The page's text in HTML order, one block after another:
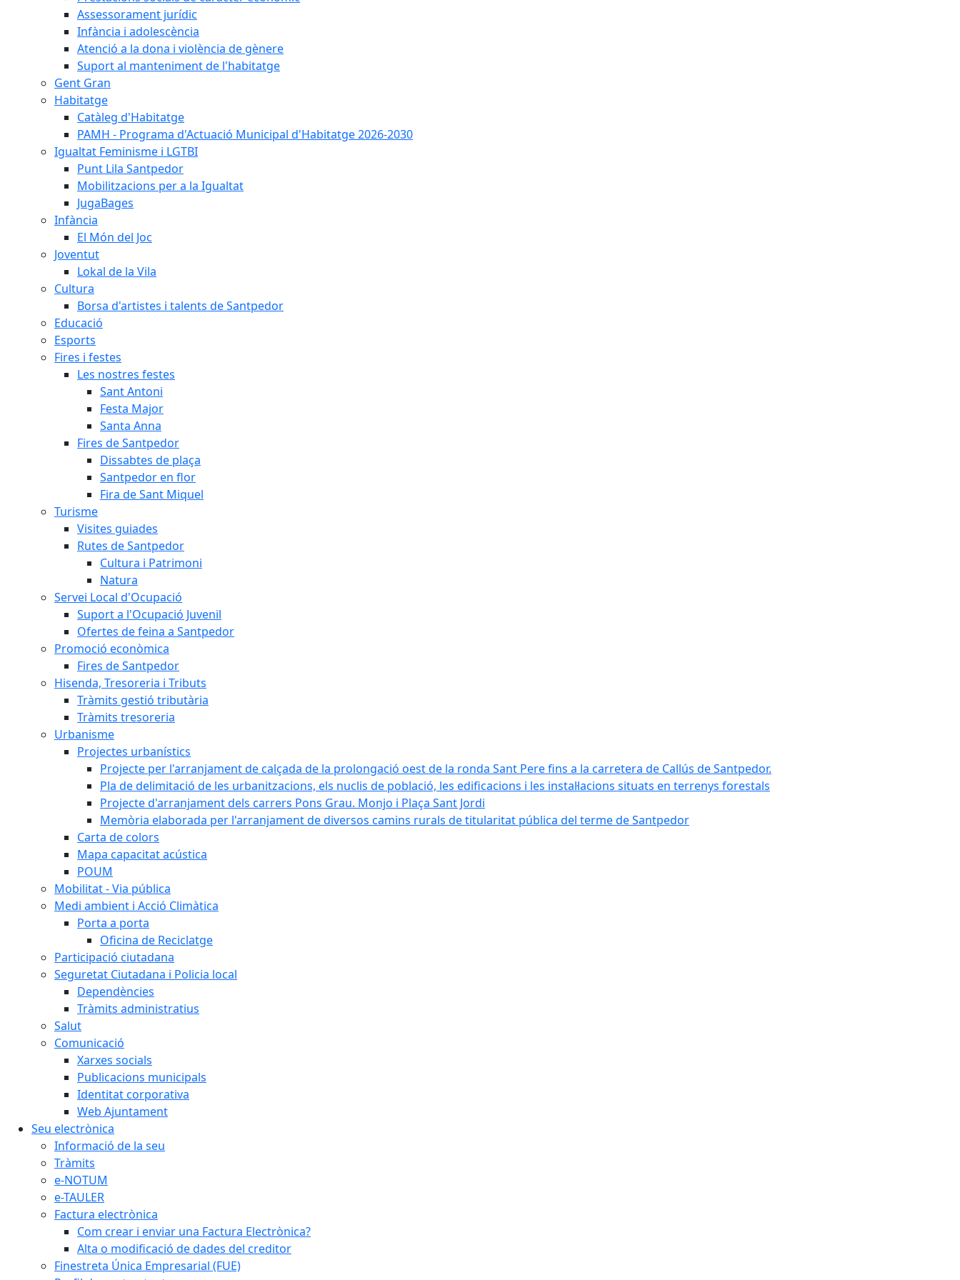
Assessorament jurídic
Infància i adolescència
Atenció a la dona i violència de gènere
Suport al manteniment de l'habitatge
Gent Gran
Habitatge
Catàleg d'Habitatge
PAMH - Programa d'Actuació Municipal d'Habitatge 2026-2030
Igualtat Feminisme i LGTBI
Punt Lila Santpedor
Mobilitzacions per a la Igualtat
JugaBages
Infància
El Món del Joc
Joventut
Lokal de la Vila
Cultura
Borsa d'artistes i talents de Santpedor
Educació
Esports
Fires i festes
Les nostres festes
Sant Antoni
Festa Major
Santa Anna
Fires de Santpedor
Dissabtes de plaça
Santpedor en flor
Fira de Sant Miquel
Turisme
Visites guiades
Rutes de Santpedor
Cultura i Patrimoni
Natura
Servei Local d'Ocupació
Suport a l'Ocupació Juvenil
Ofertes de feina a Santpedor
Promoció econòmica
Fires de Santpedor
Hisenda, Tresoreria i Tributs
Tràmits gestió tributària
Tràmits tresoreria
Urbanisme
Projectes urbanístics
Projecte per l'arranjament de calçada de la prolongació oest de la ronda Sant Pere fins a la carretera de Callús de Santpedor.
Pla de delimitació de les urbanitzacions, els nuclis de població, les edificacions i les instal·lacions situats en terrenys forestals
Projecte d'arranjament dels carrers Pons Grau. Monjo i Plaça Sant Jordi
Memòria elaborada per l'arranjament de diversos camins rurals de titularitat pública del terme de Santpedor
Carta de colors
Mapa capacitat acústica
POUM
Mobilitat - Via pública
Medi ambient i Acció Climàtica
Porta a porta
Oficina de Reciclatge
Participació ciutadana
Seguretat Ciutadana i Policia local
Dependències
Tràmits administratius
Salut
Comunicació
Xarxes socials
Publicacions municipals
Identitat corporativa
Web Ajuntament
Seu electrònica
Informació de la seu
Tràmits
e-NOTUM
e-TAULER
Factura electrònica
Com crear i enviar una Factura Electrònica?
Alta o modificació de dades del creditor
Finestreta Única Empresarial (FUE)